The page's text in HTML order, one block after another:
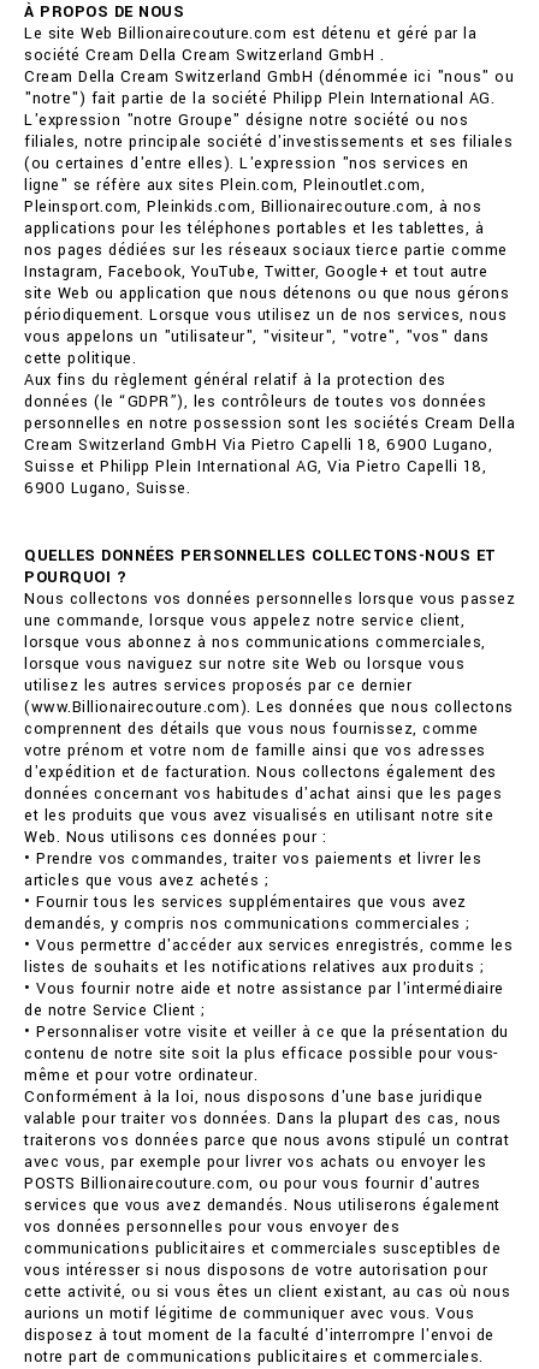
À PROPOS DE NOUS
Le site Web Billionairecouture.com est détenu et géré par la
société Cream Della Cream Switzerland GmbH .
Cream Della Cream Switzerland GmbH (dénommée ici "nous" ou
"notre") fait partie de la société Philipp Plein International AG.
L'expression "notre Groupe" désigne notre société ou nos
filiales, notre principale société d'investissements et ses filiales
(ou certaines d'entre elles). L'expression "nos services en
ligne" se réfère aux sites Plein.com, Pleinoutlet.com,
Pleinsport.com, Pleinkids.com, Billionairecouture.com, à nos
applications pour les téléphones portables et les tablettes, à
nos pages dédiées sur les réseaux sociaux tierce partie comme
Instagram, Facebook, YouTube, Twitter, Google+ et tout autre
site Web ou application que nous détenons ou que nous gérons
périodiquement. Lorsque vous utilisez un de nos services, nous
vous appelons un "utilisateur", "visiteur", "votre", "vos" dans
cette politique.
Aux fins du règlement général relatif à la protection des
données (le “GDPR”), les contrôleurs de toutes vos données
personnelles en notre possession sont les sociétés Cream Della
Cream Switzerland GmbH Via Pietro Capelli 18, 6900 Lugano,
Suisse et Philipp Plein International AG, Via Pietro Capelli 18,
6900 Lugano, Suisse.
QUELLES DONNÉES PERSONNELLES COLLECTONS-NOUS ET
POURQUOI ?
Nous collectons vos données personnelles lorsque vous passez
une commande, lorsque vous appelez notre service client,
lorsque vous abonnez à nos communications commerciales,
lorsque vous naviguez sur notre site Web ou lorsque vous
utilisez les autres services proposés par ce dernier
(www.Billionairecouture.com). Les données que nous collectons
comprennent des détails que vous nous fournissez, comme
votre prénom et votre nom de famille ainsi que vos adresses
d'expédition et de facturation. Nous collectons également des
données concernant vos habitudes d'achat ainsi que les pages
et les produits que vous avez visualisés en utilisant notre site
Web. Nous utilisons ces données pour :
• Prendre vos commandes, traiter vos paiements et livrer les
articles que vous avez achetés ;
• Fournir tous les services supplémentaires que vous avez
demandés, y compris nos communications commerciales ;
• Vous permettre d'accéder aux services enregistrés, comme les
listes de souhaits et les notifications relatives aux produits ;
• Vous fournir notre aide et notre assistance par l'intermédiaire
de notre Service Client ;
• Personnaliser votre visite et veiller à ce que la présentation du
contenu de notre site soit la plus efficace possible pour vous-
même et pour votre ordinateur.
Conformément à la loi, nous disposons d'une base juridique
valable pour traiter vos données. Dans la plupart des cas, nous
traiterons vos données parce que nous avons stipulé un contrat
avec vous, par exemple pour livrer vos achats ou envoyer les
POSTS Billionairecouture.com, ou pour vous fournir d'autres
services que vous avez demandés. Nous utiliserons également
vos données personnelles pour vous envoyer des
communications publicitaires et commerciales susceptibles de
vous intéresser si nous disposons de votre autorisation pour
cette activité, ou si vous êtes un client existant, au cas où nous
aurions un motif légitime de communiquer avec vous. Vous
disposez à tout moment de la faculté d'interrompre l'envoi de
notre part de communications publicitaires et commerciales.